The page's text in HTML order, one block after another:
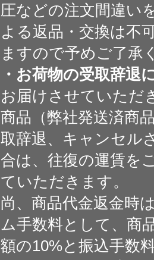
圧などの注文間違い
よる返品・交換は不
ますので予めご了承
・お荷物の受取辞退
お届けさせていただ
商品（弊社発送済商
取辞退、キャンセル
合は、往復の運賃を
ていただきます。
尚、商品代金返金時
ム手数料として、商
額の10%と振込手数